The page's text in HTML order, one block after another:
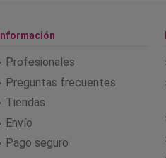
Información
Profesionales
Preguntas frecuentes
Tiendas
Envío
Pago seguro